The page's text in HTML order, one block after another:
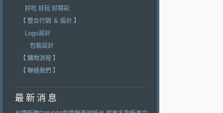
好吃 好玩 好精彩
【 整合行銷 ＆ 設計 】
Logo設計
包裝設計
【 購物流程 】
【 聯絡我們 】
最 新 消 息